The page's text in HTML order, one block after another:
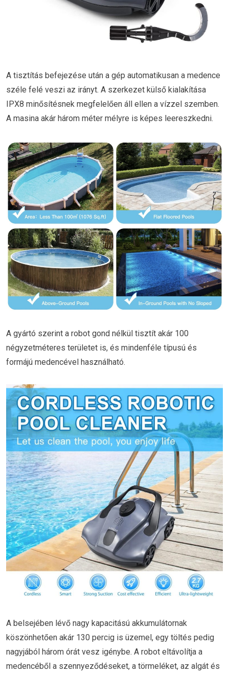
A tisztítás befejezése után a gép automatikusan a medence
széle felé veszi az irányt. A szerkezet külső kialakítása
IPX8 minősítésnek megfelelően áll ellen a vízzel szemben.
A masina akár három méter mélyre is képes leereszkedni.
A gyártó szerint a robot gond nélkül tisztít akár 100
négyzetméteres területet is, és mindenféle típusú és
formájú medencével használható.
A belsejében lévő nagy kapacitású akkumulátornak
köszönhetően akár 130 percig is üzemel, egy töltés pedig
nagyjából három órát vesz igénybe. A robot eltávolítja a
medencéből a szennyeződéseket, a törmeléket, az algát és